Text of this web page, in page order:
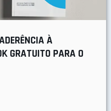
À
GRATUITO PARA O